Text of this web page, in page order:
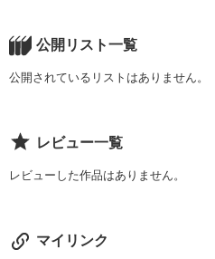
公開リスト一覧
公開されているリストはありません。
レビュー一覧
レビューした作品はありません。
マイリンク